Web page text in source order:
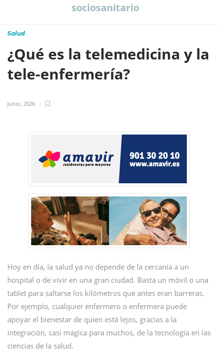
sociosanitario
Salud
¿Qué es la telemedicina y la
tele-enfermería?
Junio, 2026
Hoy en día, la salud ya no depende de la cercanía a un
hospital o de vivir en una gran ciudad. Basta un móvil o una
tablet para saltarse los kilómetros que antes eran barreras.
Por ejemplo, cualquier enfermero o enfermera puede
apoyar el bienestar de quien está lejos, gracias a la
integración, casi mágica para muchos, de la tecnología en las
ciencias de la salud.